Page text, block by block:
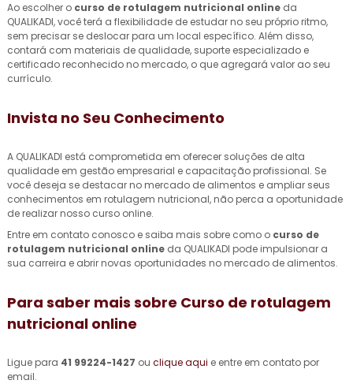
Ao escolher o curso de rotulagem nutricional online da
QUALIKADI, você terá a flexibilidade de estudar no seu próprio ritmo,
sem precisar se deslocar para um local específico. Além disso,
contará com materiais de qualidade, suporte especializado e
certificado reconhecido no mercado, o que agregará valor ao seu
currículo.
Invista no Seu Conhecimento
A QUALIKADI está comprometida em oferecer soluções de alta
qualidade em gestão empresarial e capacitação profissional. Se
você deseja se destacar no mercado de alimentos e ampliar seus
conhecimentos em rotulagem nutricional, não perca a oportunidade
de realizar nosso curso online.
Entre em contato conosco e saiba mais sobre como o curso de
rotulagem nutricional online da QUALIKADI pode impulsionar a
sua carreira e abrir novas oportunidades no mercado de alimentos.
Para saber mais sobre Curso de rotulagem
nutricional online
Ligue para 41 99224-1427 ou clique aqui e entre em contato por
email.